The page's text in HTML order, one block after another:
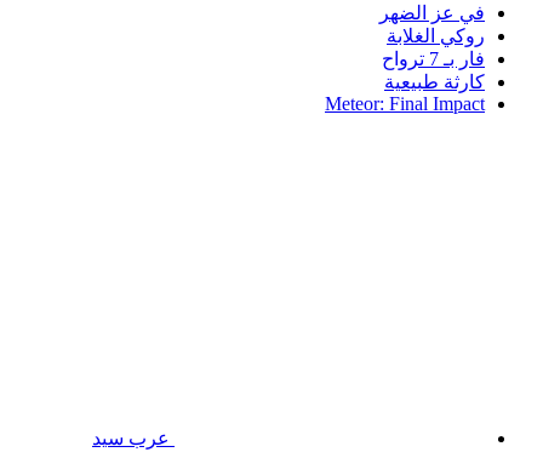
في عز الضهر
روكي الغلابة
فار بـ 7 ترواح
كارثة طبيعية
Meteor: Final Impact
عرب سيد